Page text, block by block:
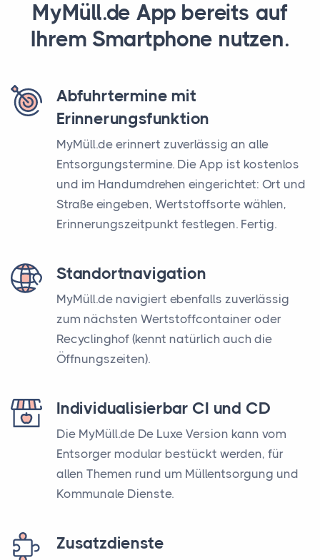
MyMüll.de App bereits auf
Ihrem Smartphone nutzen.
Abfuhrtermine mit
Erinnerungsfunktion
MyMüll.de erinnert zuverlässig an alle
Entsorgungstermine. Die App ist kostenlos
und im Handumdrehen eingerichtet: Ort und
Straße eingeben, Wertstoffsorte wählen,
Erinnerungszeitpunkt festlegen. Fertig.
Standortnavigation
MyMüll.de navigiert ebenfalls zuverlässig
zum nächsten Wertstoffcontainer oder
Recyclinghof (kennt natürlich auch die
Öffnungszeiten).
Individualisierbar CI und CD
Die MyMüll.de De Luxe Version kann vom
Entsorger modular bestückt werden, für
allen Themen rund um Müllentsorgung und
Kommunale Dienste.
Zusatzdienste